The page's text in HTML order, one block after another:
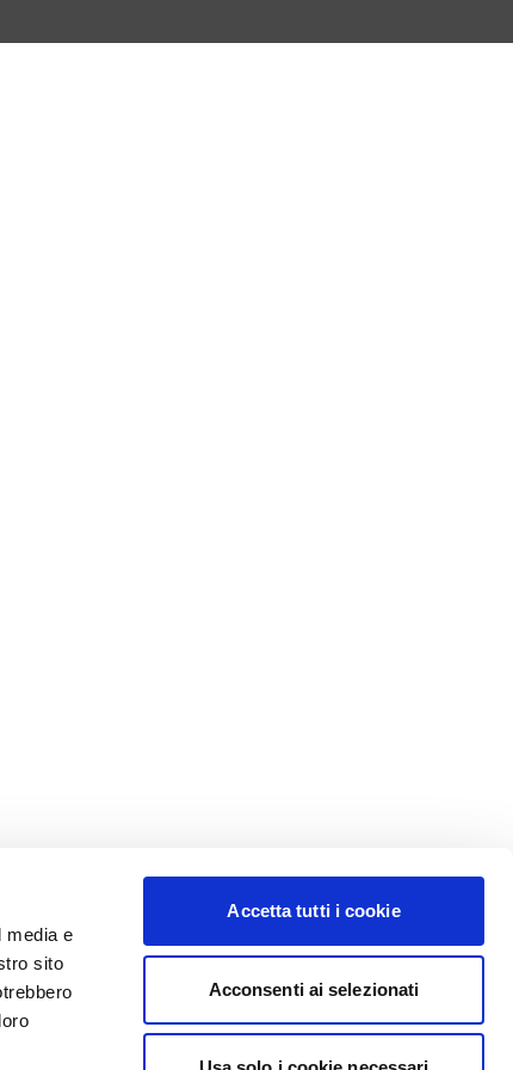
media e
sito
Accetta tutti i cookie
Acconsenti ai selezionati